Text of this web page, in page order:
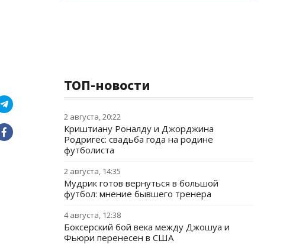
ТОП-новости
2 августа, 20:22
Криштиану Роналду и Джорджина
Родригес: свадьба года на родине
футболиста
2 августа, 14:35
Мудрик готов вернуться в большой
футбол: мнение бывшего тренера
4 августа, 12:38
Боксерский бой века между Джошуа и
Фьюри перенесен в США